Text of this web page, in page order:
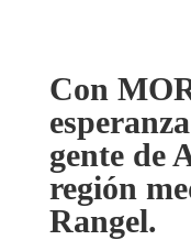
Con
gente de
región
Rangel.